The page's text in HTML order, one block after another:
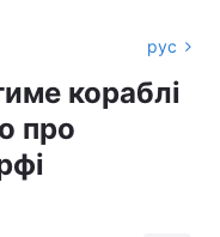
рус
кораблі
про